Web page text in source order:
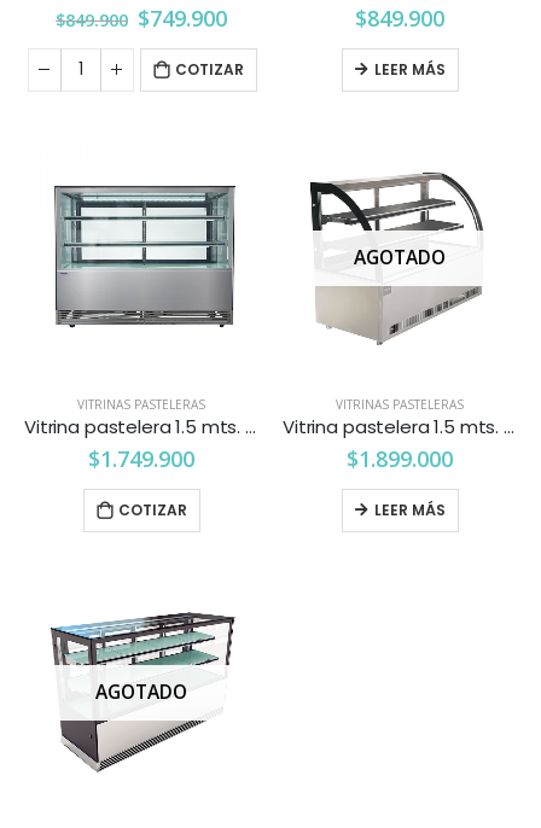
$849.900 $749.900
COTIZAR
$849.900
LEER MÁS
VITRINAS PASTELERAS
Vitrina pastelera 1.5 mts. vidrio recto Ventus
$1.749.900
COTIZAR
AGOTADO
VITRINAS PASTELERAS
Vitrina pastelera 1.5 mts. vidrio curvo Maigas
$1.899.000
LEER MÁS
AGOTADO